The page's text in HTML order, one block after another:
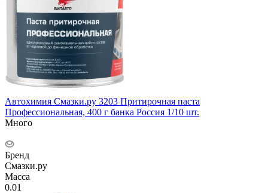
Автохимия Смазки.ру 3203 Притирочная паста
Профессиональная, 400 г банка Россия 1/10 шт.
Много
Бренд
Смазки.ру
Масса
0.01